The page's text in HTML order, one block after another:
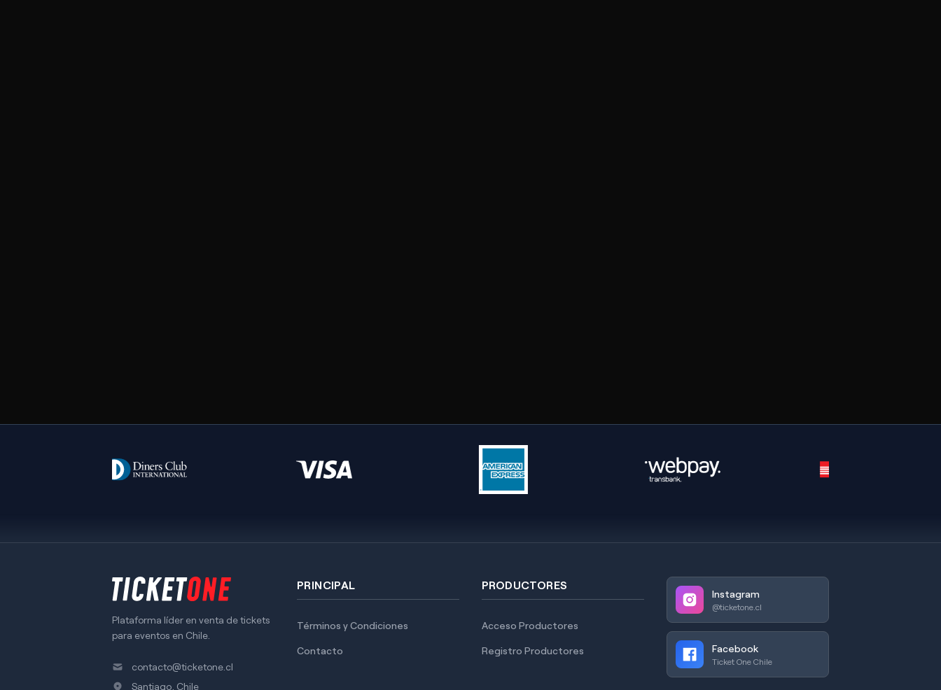
Plataforma líder en venta de tickets
para eventos en Chile.
contacto@ticketone.cl
Santiago, Chile
PRINCIPAL
Términos y Condiciones
Contacto
PRODUCTORES
Acceso Productores
Registro Productores
Instagram
@ticketone.cl
Facebook
Ticket One Chile